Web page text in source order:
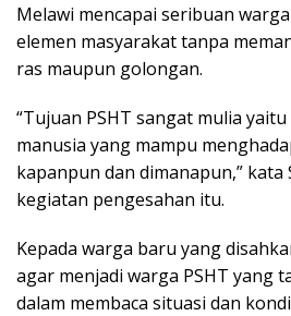
Melawi mencapai seribuan
elemen masyarakat tanpa
ras maupun golongan.
“Tujuan PSHT sangat mulia
manusia yang mampu
kapanpun dan dimanapun,”
kegiatan pengesahan itu.
Kepada warga baru yang
agar menjadi warga PSHT yang
dalam membaca situasi dan